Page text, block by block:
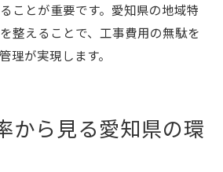
ことが重要です。愛知県の地域特
整えることで、工事費用の無駄を
理が実現します。
から見る愛知県の環